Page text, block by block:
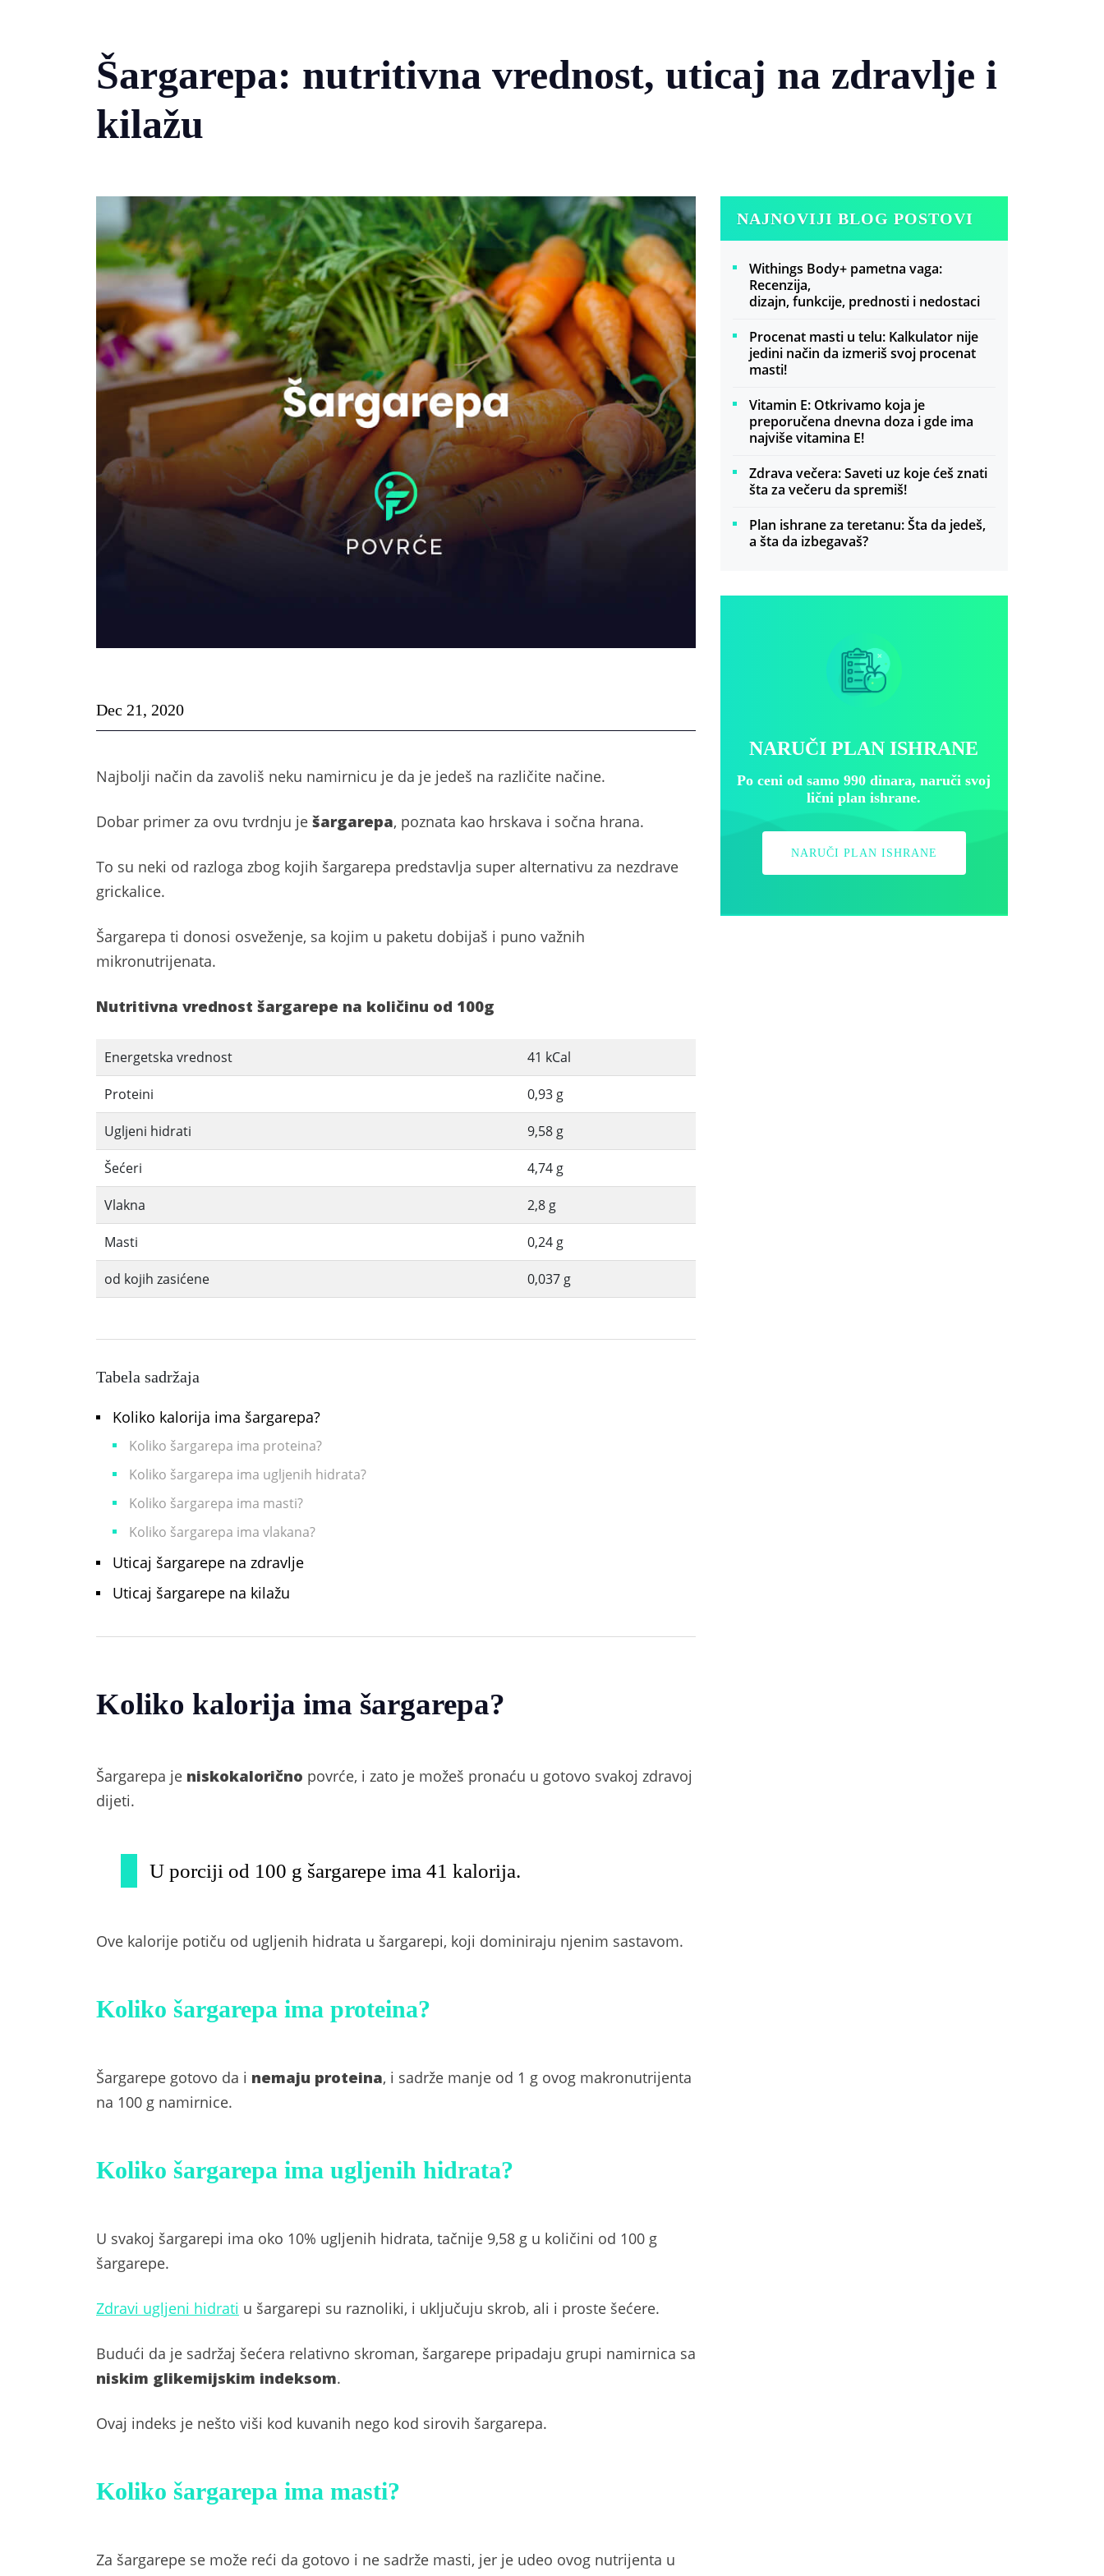
Šargarepa: nutritivna vrednost, uticaj na zdravlje i
kilažu
Dec 21, 2020
Najbolji način da zavoliš neku namirnicu je da je jedeš na različite načine.
Dobar primer za ovu tvrdnju je šargarepa, poznata kao hrskava i sočna hrana.
To su neki od razloga zbog kojih šargarepa predstavlja super alternativu za nezdrave
grickalice.
Šargarepa ti donosi osveženje, sa kojim u paketu dobijaš i puno važnih
mikronutrijenata.
Nutritivna vrednost šargarepe na količinu od 100g
Energetska vrednost 41 kCal
Proteini 0,93 g
Ugljeni hidrati 9,58 g
Šećeri 4,74 g
Vlakna 2,8 g
Masti 0,24 g
od kojih zasićene 0,037 g
Tabela sadržaja
Koliko kalorija ima šargarepa?
Koliko šargarepa ima proteina?
Koliko šargarepa ima ugljenih hidrata?
Koliko šargarepa ima masti?
Koliko šargarepa ima vlakana?
Uticaj šargarepe na zdravlje
Uticaj šargarepe na kilažu
Koliko kalorija ima šargarepa?
Šargarepa je niskokalorično povrće, i zato je možeš pronaću u gotovo svakoj zdravoj
dijeti.
U porciji od 100 g šargarepe ima 41 kalorija.
Ove kalorije potiču od ugljenih hidrata u šargarepi, koji dominiraju njenim sastavom.
Koliko šargarepa ima proteina?
Šargarepe gotovo da i nemaju proteina, i sadrže manje od 1 g ovog makronutrijenta
na 100 g namirnice.
Koliko šargarepa ima ugljenih hidrata?
U svakoj šargarepi ima oko 10% ugljenih hidrata, tačnije 9,58 g u količini od 100 g
šargarepe.
Zdravi ugljeni hidrati u šargarepi su raznoliki, i uključuju skrob, ali i proste šećere.
Budući da je sadržaj šećera relativno skroman, šargarepe pripadaju grupi namirnica sa
niskim glikemijskim indeksom.
Ovaj indeks je nešto viši kod kuvanih nego kod sirovih šargarepa.
Koliko šargarepa ima masti?
Za šargarepe se može reći da gotovo i ne sadrže masti, jer je udeo ovog nutrijenta u
NAJNOVIJI BLOG POSTOVI
Withings Body+ pametna vaga:
Recenzija,
dizajn, funkcije, prednosti i nedostaci
Procenat masti u telu: Kalkulator nije
jedini način da izmeriš svoj procenat
masti!
Vitamin E: Otkrivamo koja je
preporučena dnevna doza i gde ima
najviše vitamina E!
Zdrava večera: Saveti uz koje ćeš znati
šta za večeru da spremiš!
Plan ishrane za teretanu: Šta da jedeš,
a šta da izbegavaš?
NARUČI PLAN ISHRANE
Po ceni od samo 990 dinara, naruči svoj
lični plan ishrane.
NARUČI PLAN ISHRANE